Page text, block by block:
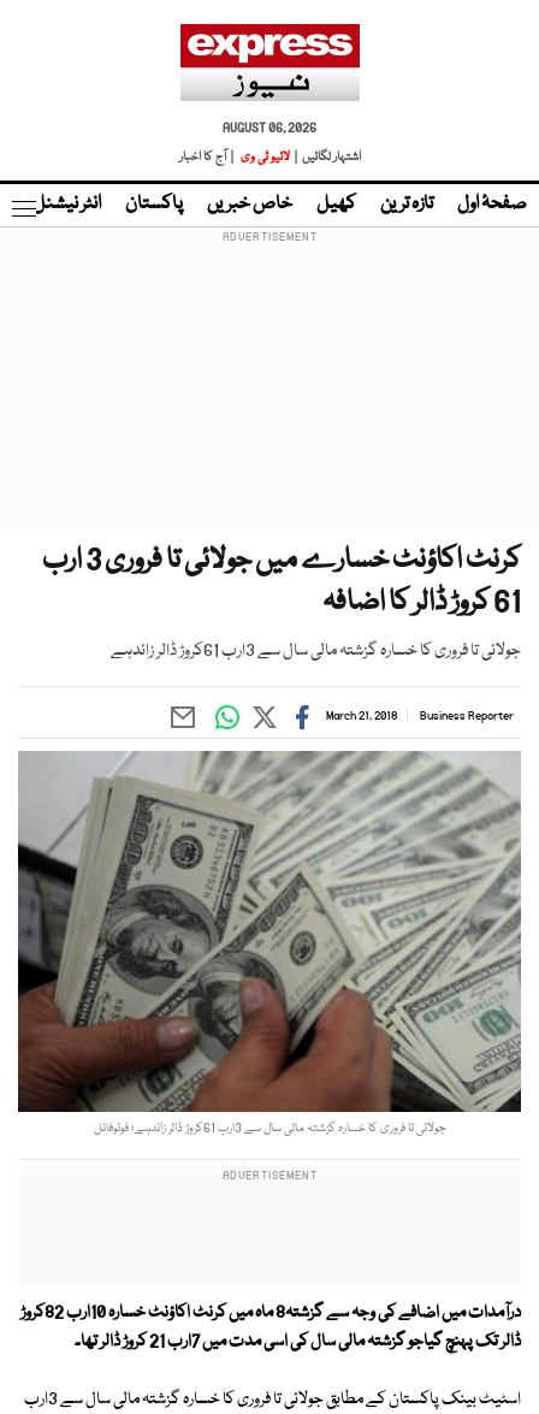
AUGUST 06, 2026
اشتہار لگائیں |
لائیو ٹی وی | آج کا اخبار
صفحۂ اول تازہ ترین کھیل خاص خبریں پاکستان انٹر نیشنل
کرنٹ اکاؤنٹ خسارے میں جولائی تا فروری 3 ارب
61 کروڑ ڈالر کا اضافہ
جولائی تا فروری کا خسارہ گزشتہ مالی سال سے 3ارب 61کروڑ ڈالر زائدہے
Business Reporter
March 21, 2018
جولائی تا فروری کا خسارہ گزشتہ مالی سال سے 3ارب 61کروڑ ڈالر زائدہے؛ فوٹوفائل
درآمدات میں اضافے کی وجہ سے گزشتہ8 ماہ میں کرنٹ اکاؤنٹ خسارہ 10ارب 82کروڑ
ڈالر تک پہنچ گیاجو گزشتہ مالی سال کی اسی مدت میں 7ارب 21 کروڑ ڈالر تھا۔
اسٹیٹ بینک پاکستان کے مطابق جولائی تا فروری کا خسارہ گزشتہ مالی سال سے 3ارب